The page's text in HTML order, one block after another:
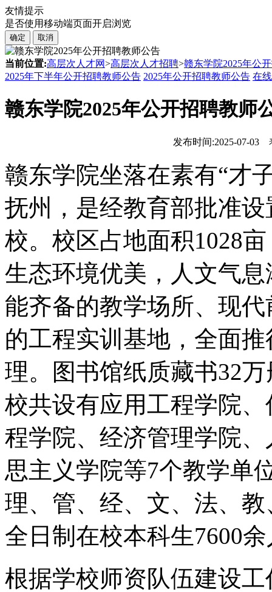
友情提示
是否使用移动端页面开启浏览
确定 取消
当前位置:高层次人才网>高层次人才招聘>赣东学院2025年公
2025年下半年公开招聘教师公告 2025年公开招聘教师公告 在
赣东学院2025年公开招聘教师
发布时间:2025-07-03
赣东学院坐落在素有“才
抚州，是经教育部批准
校。校区占地面积1028
生态环境优美，人文气
能齐备的教学场所、现
的工程实训基地，全面
理。图书馆纸质藏书32
校共设有应用工程学院
程学院、经济管理学院
思主义学院等7个教学单
理、管、经、文、法、
全日制在校本科生7600
根据学校师资队伍建设